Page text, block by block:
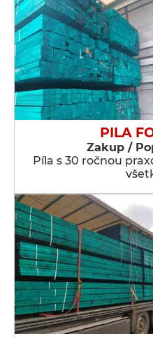
PILA
Zakup /
Píla s 30 ročnou